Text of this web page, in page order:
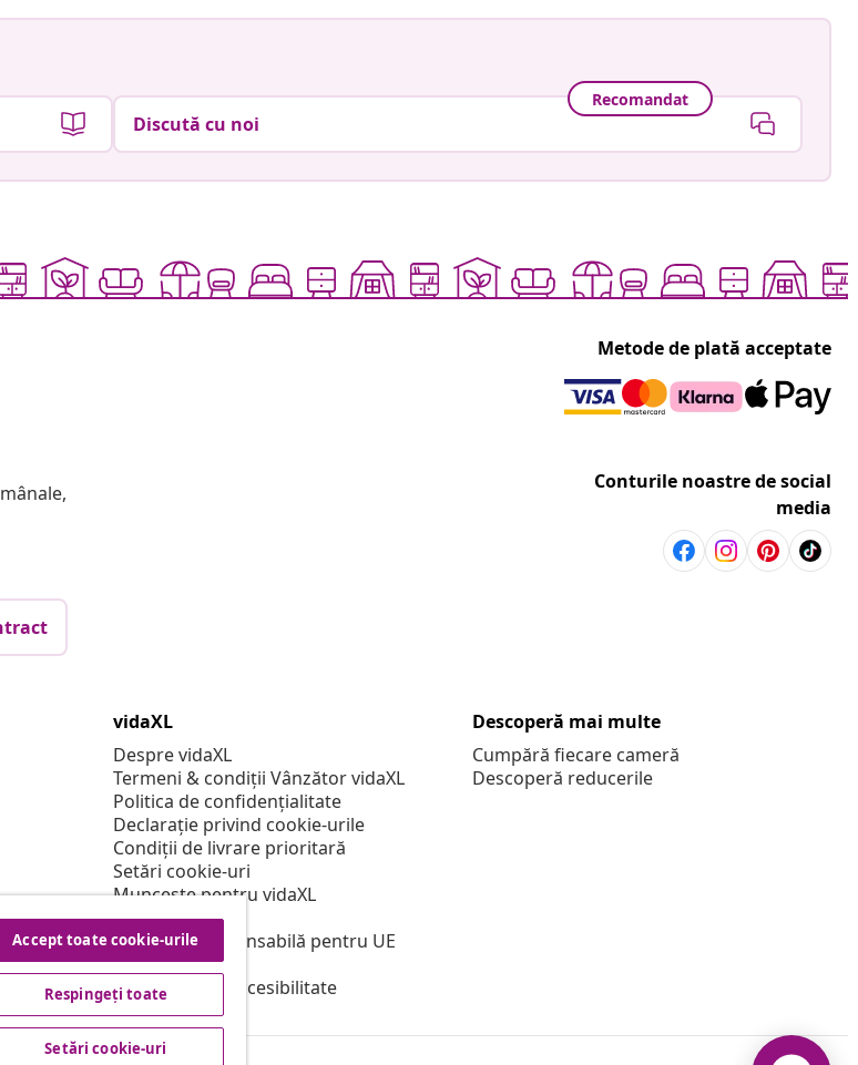
Recomandat
Discută cu noi
Metode de plată acceptate
Conturile noastre de social
media
vidaXL
Despre vidaXL
Termeni & condiții Vânzător vidaXL
Politica de confidențialitate
Declarație privind cookie-urile
Condiții de livrare prioritară
Setări cookie-uri
Muncește pentru vidaXL
Securitate
Persoană responsabilă pentru UE
Politica de EPR
Declarație de accesibilitate
Descoperă mai multe
Cumpără fiecare cameră
Descoperă reducerile
Accept toate cookie-urile
Respingeți toate
Setări cookie-uri